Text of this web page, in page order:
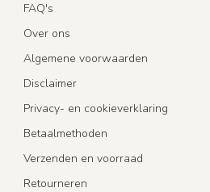
FAQ's
Over ons
Algemene voorwaarden
Disclaimer
Privacy- en cookieverklaring
Betaalmethoden
Verzenden en voorraad
Retourneren